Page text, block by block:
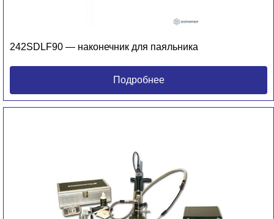
242SDLF90 — наконечник для паяльника
Подробнее